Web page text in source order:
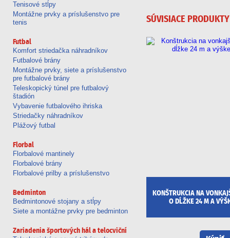
Tenisové stĺpy
Montážne prvky a príslušenstvo pre
tenis
Futbal
Komfort striedačka náhradníkov
Futbalové brány
Montážne prvky, siete a príslušenstvo
pre futbalové brány
Teleskopický túnel pre futbalový
štadión
Vybavenie futbalového ihriska
Striedačky náhradníkov
Plážový futbal
Florbal
Florbalové mantinely
Florbalové brány
Florbalové prilby a príslušenstvo
Bedminton
Bedmintonové stojany a stĺpy
Siete a montážne prvky pre bedminton
Zariadenia športových hál a telocviční
SÚVISIACE PRODUKTY
KONŠTRUKCIA NA
O DĹŽKE 24 M A